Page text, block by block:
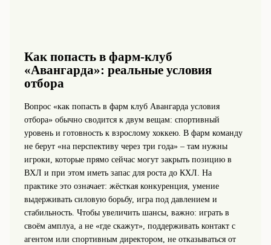
Как попасть в фарм-клуб
«Авангарда»: реальные условия
отбора
Вопрос «как попасть в фарм клуб Авангарда условия
отбора» обычно сводится к двум вещам: спортивный
уровень и готовность к взрослому хоккею. В фарм команду
не берут «на перспективу через три года» – там нужны
игроки, которые прямо сейчас могут закрыть позицию в
ВХЛ и при этом иметь запас для роста до КХЛ. На
практике это означает: жёсткая конкуренция, умение
выдерживать силовую борьбу, игра под давлением и
стабильность. Чтобы увеличить шансы, важно: играть в
своём амплуа, а не «где скажут», поддерживать контакт с
агентом или спортивным директором, не отказываться от